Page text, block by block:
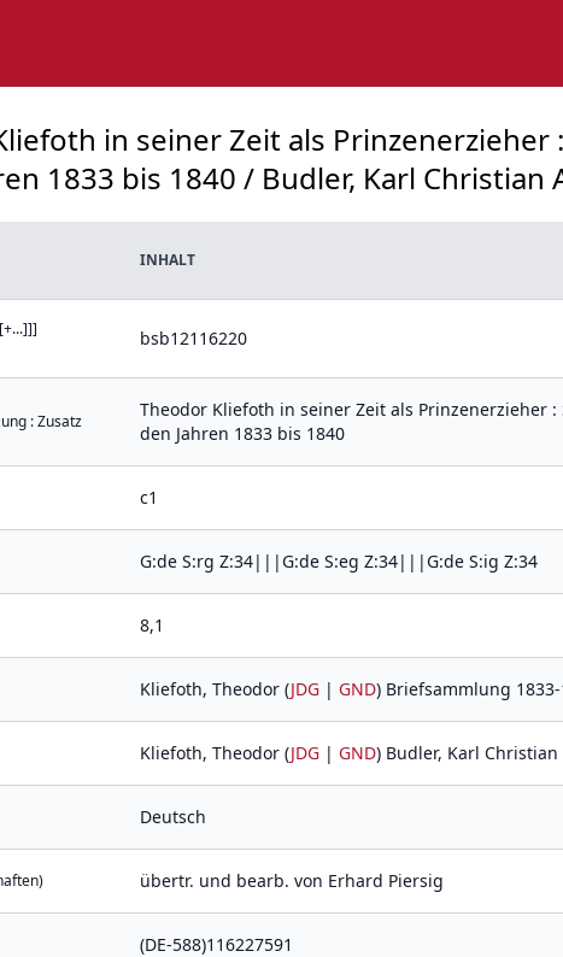
in seiner Zeit als Prinzenerzieher
1833 bis 1840 / Budler, Karl Christian
INHALT
bsb12116220
: Zusatz
Theodor Kliefoth in seiner Zeit als Prinzenerzieher
den Jahren 1833 bis 1840
c1
G:de S:rg Z:34|||G:de S:eg Z:34|||G:de S:ig Z:34
8,1
Kliefoth, Theodor (JDG | GND) Briefsammlung 1833-
Kliefoth, Theodor (JDG | GND) Budler, Karl Christian
Deutsch
übertr. und bearb. von Erhard Piersig
(DE-588)116227591